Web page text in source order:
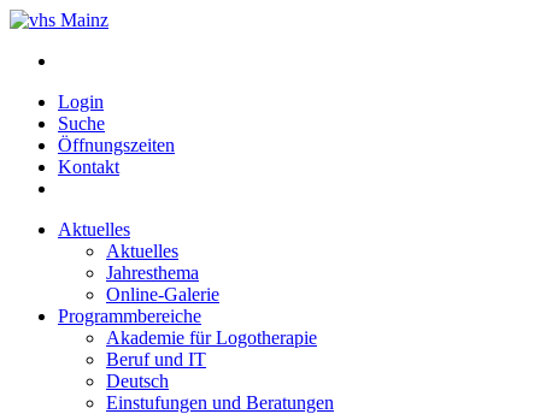
Login
Suche
Öffnungszeiten
Kontakt
Aktuelles
Aktuelles
Jahresthema
Online-Galerie
Programmbereiche
Akademie für Logotherapie
Beruf und IT
Deutsch
Einstufungen und Beratungen